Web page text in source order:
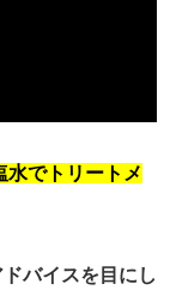
水でトリートメ
バイスを目にし